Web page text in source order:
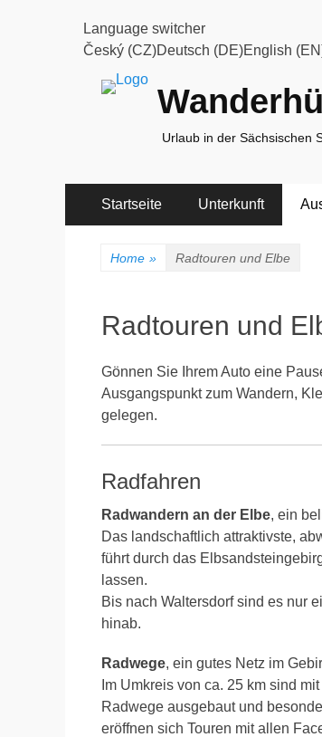
Language switcher
Český (CZ)Deutsch (DE)English
Urlaub in der Sächsischen
Primary
Menu
Startseite Unterkunft
Home » Radtouren und Elbe
Radtouren und
Gönnen Sie Ihrem Auto eine
Ausgangspunkt zum Wandern,
gelegen.
Radfahren
Radwandern an der Elbe, ein
Das landschaftlich attraktivste,
führt durch das
lassen.
Bis nach Waltersdorf sind es nur
hinab.
Radwege, ein gutes Netz im
Im Umkreis von ca. 25 km sind
Radwege ausgebaut und
eröffnen sich Touren mit allen